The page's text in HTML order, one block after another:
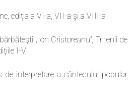
ediţia a VI-a, VII-a şi a VIII-a
„Ion Cristoreanu”, Tritenii de
I-V.
de interpretare a cântecului popular